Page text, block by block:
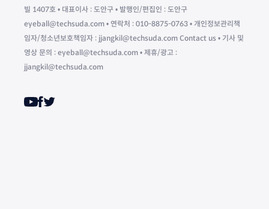
빌 1407호 • 대표이사 : 도안구 • 발행인/편집인 : 도안구
eyeball@techsuda.com • 연락처 : 010-8875-0763 • 개인정보관리책
임자/청소년보호책임자 : jjangkil@techsuda.com Contact us • 기사 및
영상 문의 : eyeball@techsuda.com • 제휴/광고 :
jjangkil@techsuda.com